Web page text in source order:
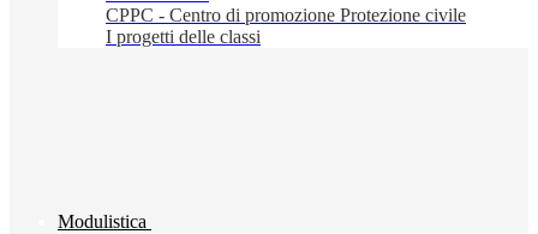
CPPC - Centro di promozione Protezione civile
I progetti delle classi
Modulistica